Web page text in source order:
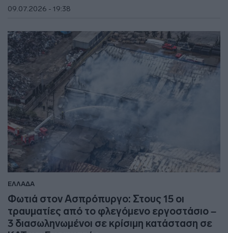
09.07.2026 - 19:38
ΕΛΛΑΔΑ
Φωτιά στον Ασπρόπυργο: Στους 15 οι
τραυματίες από το φλεγόμενο εργοστάσιο –
3 διασωληνωμένοι σε κρίσιμη κατάσταση σε